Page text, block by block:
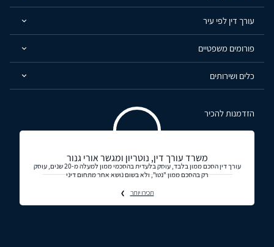
עורך דין לפי עיר
פורומים משפטיים
כלים ושירותים
הזדמנות להכיר
משרד עורך דין, נוטריון ומגשר אורי גנור
עורך דין הסכם ממון בלבד, עוסק בלעדית בהסכמי ממון למעלה מ-20 שנים, עוסק
רק בהסכם ממון "נטו", ולא בשום נושא אחר מתחום דיני
תכירו יותר